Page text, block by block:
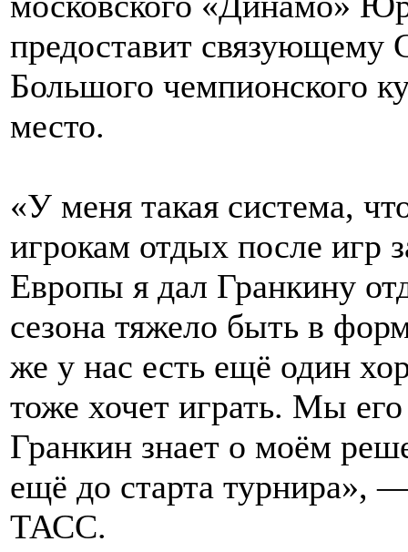
предоставит связующему
Большого чемпионского
место.
«У меня такая система,
игрокам отдых после игр
Европы я дал Гранкину
сезона тяжело быть в
же у нас есть ещё один
тоже хочет играть. Мы
Гранкин знает о моём
ещё до старта турнира»,
ТАСС.